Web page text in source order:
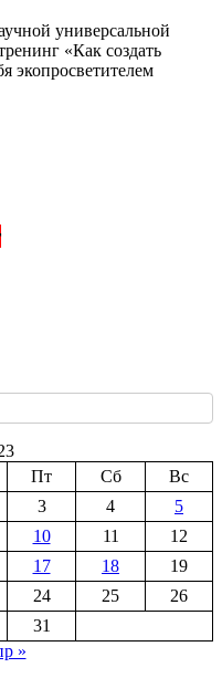
универсальной
«Как создать
экопросветителем
Пт Сб
Вс
3 4
5
10 11
12
17 18
19
24 25
26
31
»